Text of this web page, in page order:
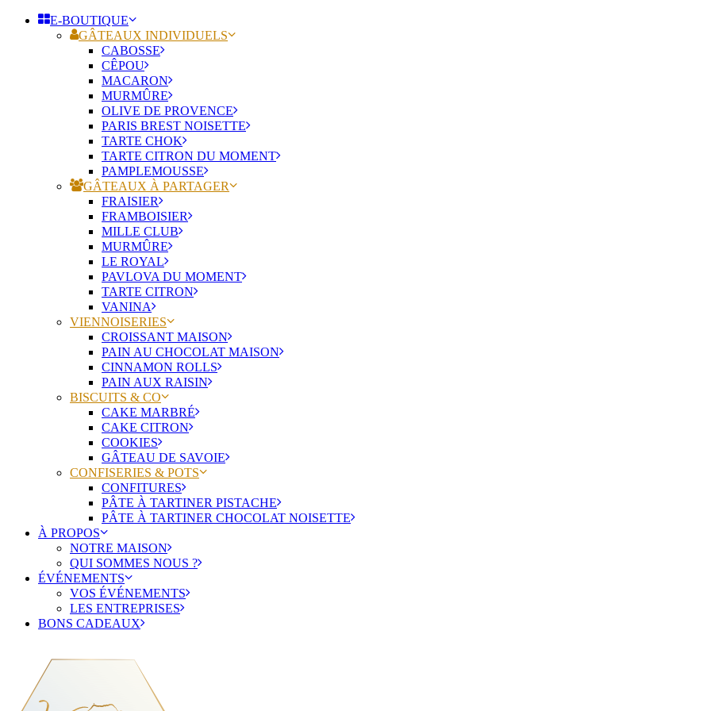
E-BOUTIQUE
GÂTEAUX INDIVIDUELS
CABOSSE
CÊPOU
MACARON
MURMÛRE
OLIVE DE PROVENCE
PARIS BREST NOISETTE
TARTE CHOK
TARTE CITRON DU MOMENT
PAMPLEMOUSSE
GÂTEAUX À PARTAGER
FRAISIER
FRAMBOISIER
MILLE CLUB
MURMÛRE
LE ROYAL
PAVLOVA DU MOMENT
TARTE CITRON
VANINA
VIENNOISERIES
CROISSANT MAISON
PAIN AU CHOCOLAT MAISON
CINNAMON ROLLS
PAIN AUX RAISIN
BISCUITS & CO
CAKE MARBRÉ
CAKE CITRON
COOKIES
GÂTEAU DE SAVOIE
CONFISERIES & POTS
CONFITURES
PÂTE À TARTINER PISTACHE
PÂTE À TARTINER CHOCOLAT NOISETTE
À PROPOS
NOTRE MAISON
QUI SOMMES NOUS ?
ÉVÉNEMENTS
VOS ÉVÉNEMENTS
LES ENTREPRISES
BONS CADEAUX